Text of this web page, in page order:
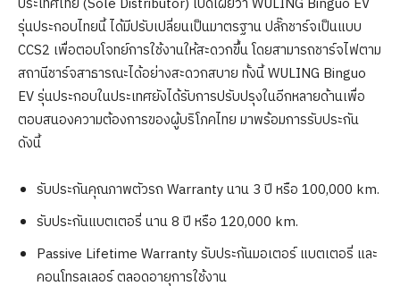
รุ่นประกอบไทยนี้ ได้มีปรับเปลี่ยนเป็นมาตรฐาน ปลั๊กชาร์จเป็นแบบ
CCS2 เพื่อตอบโจทย์การใช้งานให้สะดวกขึ้น โดยสามารถชาร์จไฟตาม
สถานีชาร์จสาธารณะได้อย่างสะดวกสบาย ทั้งนี้ WULING Binguo
EV รุ่นประกอบในประเทศยังได้รับการปรับปรุงในอีกหลายด้านเพื่อ
ตอบสนองความต้องการของผู้บริโภคไทย มาพร้อมการรับประกัน
ดังนี้
รับประกันคุณภาพตัวรถ Warranty นาน 3 ปี หรือ 100,000 km.
รับประกันแบตเตอรี่ นาน 8 ปี หรือ 120,000 km.
Passive Lifetime Warranty รับประกันมอเตอร์ แบตเตอรี่ และ
คอนโทรลเลอร์ ตลอดอายุการใช้งาน